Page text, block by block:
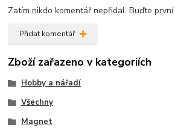
Zatím nikdo komentář nepřidal. Buďte první.
Přidat komentář
Zboží zařazeno v kategoriích
Hobby a nářadí
Všechny
Magnet